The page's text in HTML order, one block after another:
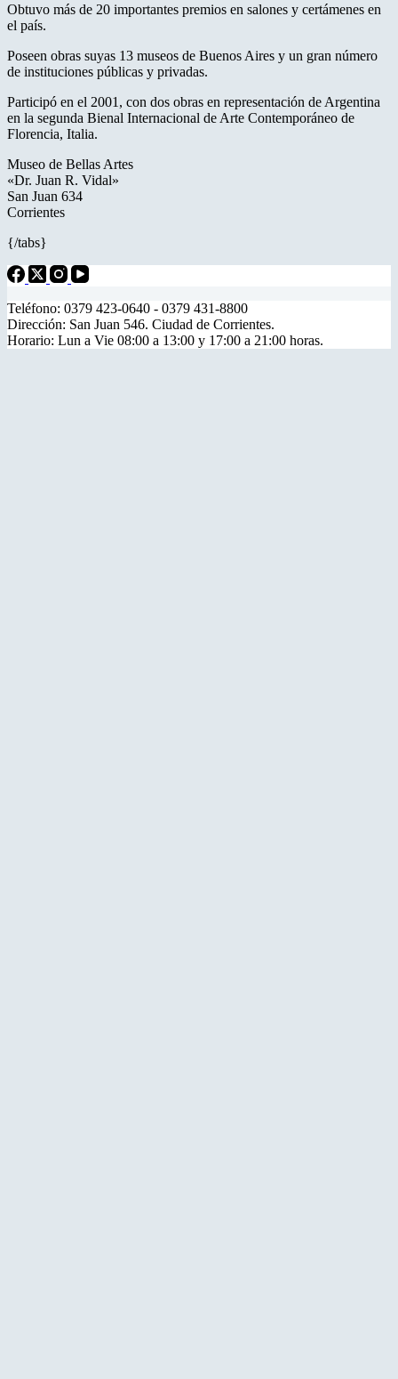
Obtuvo más de 20 importantes premios en salones y certámenes en
el país.
Poseen obras suyas 13 museos de Buenos Aires y un gran número
de instituciones públicas y privadas.
Participó en el 2001, con dos obras en representación de Argentina
en la segunda Bienal Internacional de Arte Contemporáneo de
Florencia, Italia.
Museo de Bellas Artes
«Dr. Juan R. Vidal»
San Juan 634
Corrientes
{/tabs}
Teléfono: 0379 423-0640 - 0379 431-8800
Dirección: San Juan 546. Ciudad de Corrientes.
Horario: Lun a Vie 08:00 a 13:00 y 17:00 a 21:00 horas.